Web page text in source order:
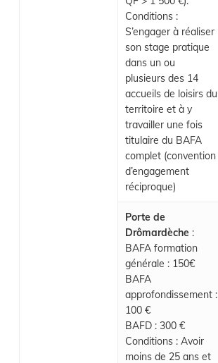
Conditions :
S’engager à réaliser
son stage pratique
dans un ou
plusieurs des 14
accueils de loisirs du
territoire et à y
travailler une fois
titulaire du BAFA
complet (convention
d’engagement
réciproque)
Porte de
Drômardèche :
BAFA formation
générale : 150€
BAFA
approfondissement :
100 €
BAFD : 300 €
Conditions : Avoir
moins de 25 ans et